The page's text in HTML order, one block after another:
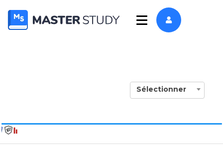
Sélectionner